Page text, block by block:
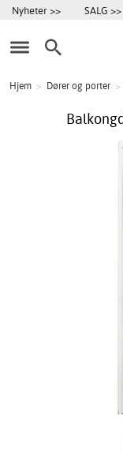
Nyheter >> SALG >>
Hjem > Dører og porter >